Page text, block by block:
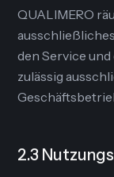
QUALIMERO
den Service
zulässig
2.3